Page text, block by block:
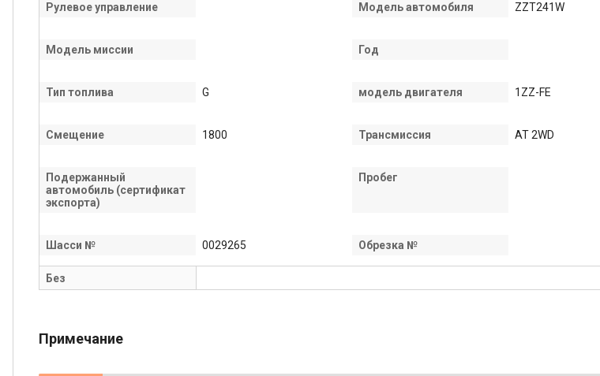
Рулевое управление Модель автомобиля ZZT241W
Модель миссии Год
Тип топлива G модель двигателя 1ZZ-FE
Смещение 1800 Трансмиссия AT 2WD
Подержанный
автомобиль (сертификат
экспорта)
Пробег
Шасси № 0029265 Обрезка №
Без
Примечание